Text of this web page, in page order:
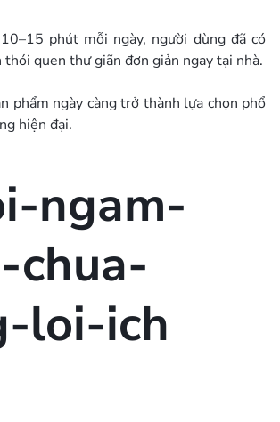
phút mỗi ngày, người dùng đã có
quen thư giãn đơn giản ngay tại nhà.
phẩm ngày càng trở thành lựa chọn phổ
hiện đại.